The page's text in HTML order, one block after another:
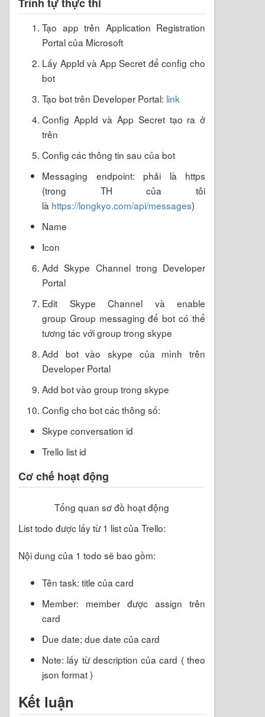
Trình tự thực thi
Tạo app trên Application Registration
Portal của Microsoft
Lấy AppId và App Secret để config cho
bot
Tạo bot trên Developer Portal: link
Config AppId và App Secret tạo ra ở
trên
Config các thông tin sau của bot
Messaging endpoint: phải là https
(trong TH của tôi
là https://longkyo.com/api/messages)
Name
Icon
Add Skype Channel trong Developer
Portal
Edit Skype Channel và enable
group Group messaging để bot có thể
tương tác với group trong skype
Add bot vào skype của mình trên
Developer Portal
Add bot vào group trong skype
Config cho bot các thông số:
Skype conversation id
Trello list id
Cơ chế hoạt động
Tổng quan sơ đồ hoạt động
List todo được lấy từ 1 list của Trello:
Nội dung của 1 todo sẽ bao gồm:
Tên task: title của card
Member: member được assign trên
card
Due date: due date của card
Note: lấy từ description của card ( theo
json format )
Kết luận